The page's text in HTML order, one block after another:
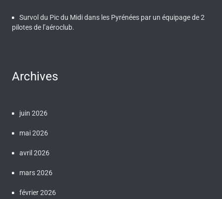
Survol du Pic du Midi dans les Pyrénées par un équipage de 2
pilotes de l’aéroclub.
Archives
juin 2026
mai 2026
avril 2026
mars 2026
février 2026